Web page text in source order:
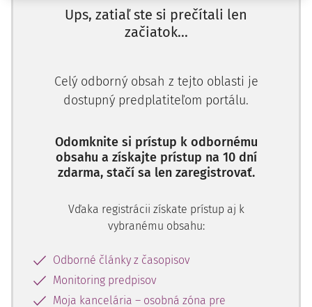
Marko Bošnjak,predseda,
Ivana Jelič,
Erik Wennerstrom,
a Liv Tigerstedt,zástupkyňa tajomníka sekcie,
berúc do úvahy:
sťažnosť (č. 19990/20) proti Slovenskej republike, podanú
na Súd podľa článku 34Dohovoru o ochrane ľudských
práv a základných slobôd
slovenským štátnym občanom, pánom Erikom Adamčom
(ďalej len "sťažovateľ"), 27. apríla 2020;
rozhodnutie oznámiť sťažnosť vláde Slovenskej republiky
Ups, zatiaľ ste si prečítali len
začiatok...
Celý odborný obsah z tejto oblasti je
dostupný predplatiteľom portálu.
Odomknite si prístup k odbornému
obsahu a získajte prístup na 10 dní
zdarma, stačí sa len zaregistrovať.
Vďaka registrácii získate prístup aj k
vybranému obsahu:
Odborné články z časopisov
Monitoring predpisov
Moja kancelária – osobná zóna pre